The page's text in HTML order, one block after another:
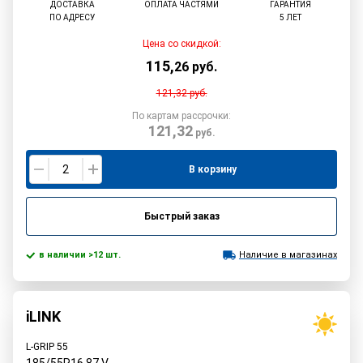
ДОСТАВКА
ПО АДРЕСУ
ОПЛАТА ЧАСТЯМИ
ГАРАНТИЯ
5 ЛЕТ
Цена со скидкой:
115,26 руб.
121,32руб.
По картам рассрочки:
121,32руб.
В корзину
Быстрый заказ
в наличии >12 шт. Наличие в магазинах
iLINK
L-GRIP 55